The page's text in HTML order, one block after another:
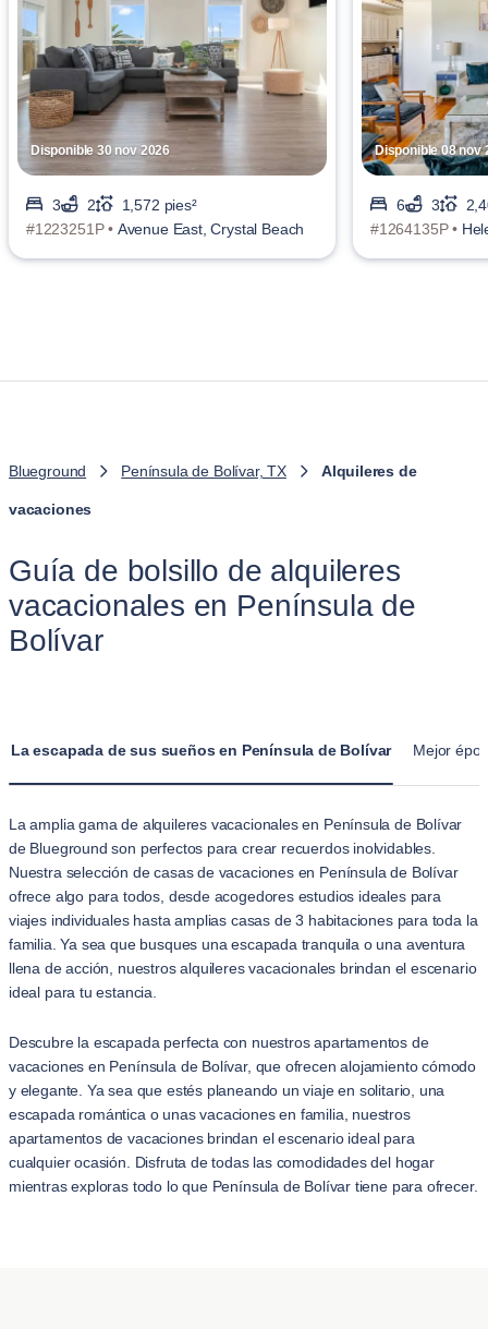
Disponible 30 nov 2026
3 2
1,572 pies²
#1223251P • Avenue East, Crystal Beach
Disponible 08 nov
6 3
#1264135P •
Blueground Península de Bolívar, TX Alquileres de
vacaciones
Guía de bolsillo de alquileres
vacacionales en Península de
Bolívar
La escapada de sus sueños en Península de Bolívar Mejor
La amplia gama de alquileres vacacionales en Península de Bolívar
de Blueground son perfectos para crear recuerdos inolvidables.
Nuestra selección de casas de vacaciones en Península de Bolívar
ofrece algo para todos, desde acogedores estudios ideales para
viajes individuales hasta amplias casas de 3 habitaciones para toda la
familia. Ya sea que busques una escapada tranquila o una aventura
llena de acción, nuestros alquileres vacacionales brindan el escenario
ideal para tu estancia.
Descubre la escapada perfecta con nuestros apartamentos de
vacaciones en Península de Bolívar, que ofrecen alojamiento cómodo
y elegante. Ya sea que estés planeando un viaje en solitario, una
escapada romántica o unas vacaciones en familia, nuestros
apartamentos de vacaciones brindan el escenario ideal para
cualquier ocasión. Disfruta de todas las comodidades del hogar
mientras exploras todo lo que Península de Bolívar tiene para ofrecer.